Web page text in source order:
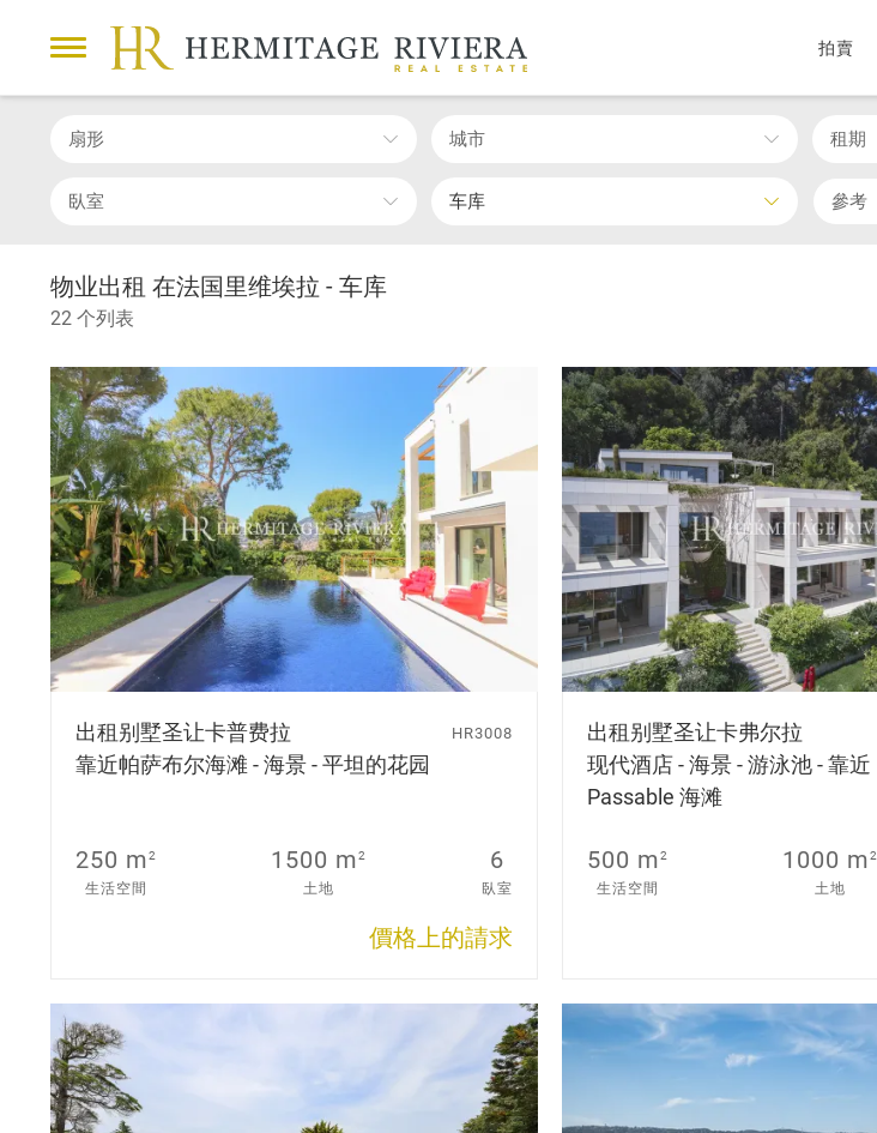
拍賣
扇形 城市 租期
臥室 车库
物业出租 在法国里维埃拉 - 车库
22 个列表
出租别墅圣让卡普费拉
靠近帕萨布尔海滩 - 海景 - 平坦的花园
HR3008
250 m2
生活空間
1500 m2
土地
6
臥室
價格上的請求
出租别墅圣让卡弗尔拉
现代酒店 - 海景 - 游泳池 - 靠近
Passable 海滩
500 m2
生活空間
1000 m2
土地